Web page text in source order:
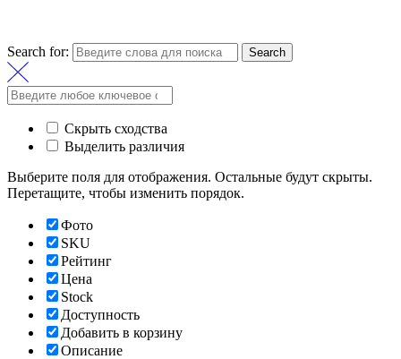
Search for: Search
Скрыть сходства
Выделить различия
Выберите поля для отображения. Остальные будут скрыты.
Перетащите, чтобы изменить порядок.
Фото
SKU
Рейтинг
Цена
Stock
Доступность
Добавить в корзину
Описание